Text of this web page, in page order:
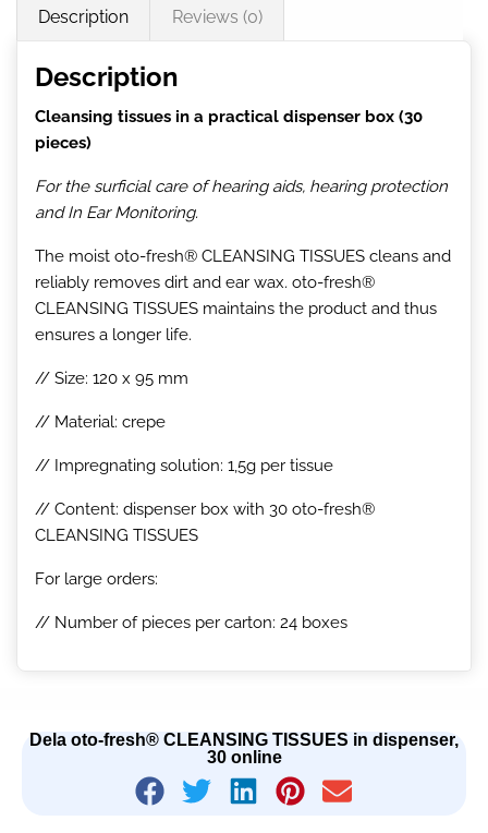
Description Reviews (0)
Description
Cleansing tissues in a practical dispenser box (30
pieces)
For the surficial care of hearing aids, hearing protection
and In Ear Monitoring.
The moist oto-fresh® CLEANSING TISSUES cleans and
reliably removes dirt and ear wax. oto-fresh®
CLEANSING TISSUES maintains the product and thus
ensures a longer life.
// Size: 120 x 95 mm
// Material: crepe
// Impregnating solution: 1,5g per tissue
// Content: dispenser box with 30 oto-fresh®
CLEANSING TISSUES
For large orders:
// Number of pieces per carton: 24 boxes
Dela oto-fresh® CLEANSING TISSUES in dispenser,
30 online